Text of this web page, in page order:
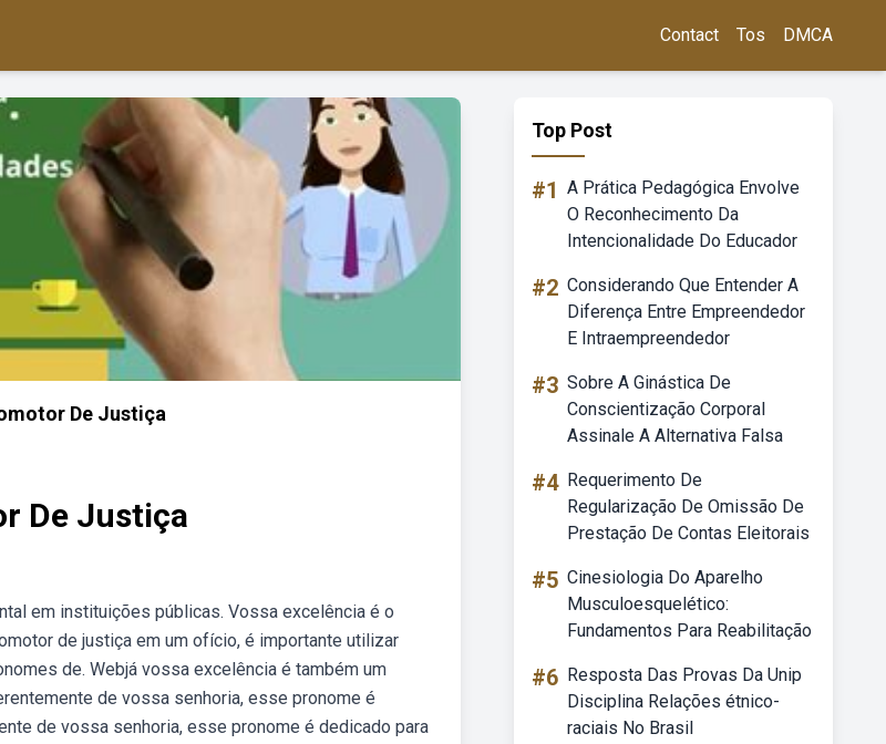
Contact Tos DMCA
De Justiça
De Justiça
em instituições públicas. Vossa excelência é o
de justiça em um ofício, é importante utilizar
de. Webjá vossa excelência é também um
de vossa senhoria, esse pronome é
de vossa senhoria, esse pronome é dedicado para
Top Post
#1 A Prática Pedagógica Envolve
O Reconhecimento Da
Intencionalidade Do Educador
#2 Considerando Que Entender A
Diferença Entre Empreendedor
E Intraempreendedor
#3 Sobre A Ginástica De
Conscientização Corporal
Assinale A Alternativa Falsa
#4 Requerimento De
Regularização De Omissão De
Prestação De Contas Eleitorais
#5 Cinesiologia Do Aparelho
Musculoesquelético:
Fundamentos Para Reabilitação
#6 Resposta Das Provas Da Unip
Disciplina Relações étnico-
raciais No Brasil